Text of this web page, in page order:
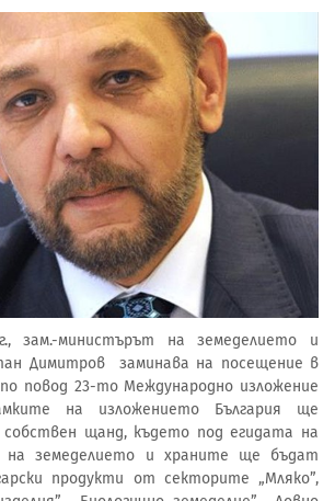
зам.-министърът на земеделието и
Димитров заминава на посещение в
повод 23-то Международно изложение
на изложението България ще
собствен щанд, където под егидата на
на земеделието и храните ще бъдат
продукти от секторите „Мляко”,